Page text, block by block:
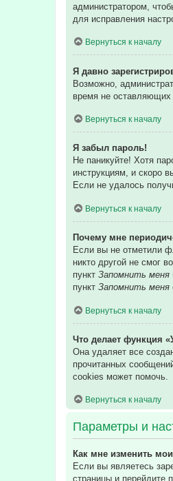
администратором,
для исправления
Вернуться к началу
Я давно
Возможно,
время не оставляющих
Вернуться к началу
Я забыл пароль!
Не паникуйте! Хотя
инструкциям, и скоро
Если не удалось
Вернуться к началу
Почему мне
Если вы не отметили
никто другой не смог
пункт Запомнить меня
пункт Запомнить меня
Вернуться к началу
Что делает функция
Она удаляет все
прочитанных
cookies может помочь.
Вернуться к началу
Параметры и
Как мне изменить
Если вы являетесь
страницы и перейдите